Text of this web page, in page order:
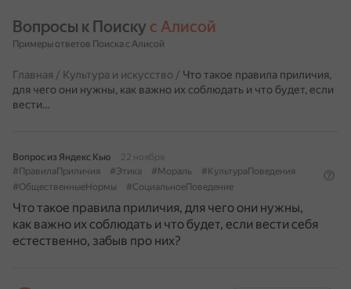
Вопросы к Поиску с Алисой
Примеры ответов Поиска с Алисой
Главная / Культура и искусство / Что такое правила приличия,
для чего они нужны, как важно их соблюдать и что будет, если
вести…
Вопрос из Яндекс Кью
22 ноября
#ПравилаПриличия
#Этика #Мораль
#КультураПоведения
#ОбщественныеНормы
#СоциальноеПоведение
Что такое правила приличия, для чего они нужны,
как важно их соблюдать и что будет, если вести себя
естественно, забыв про них?